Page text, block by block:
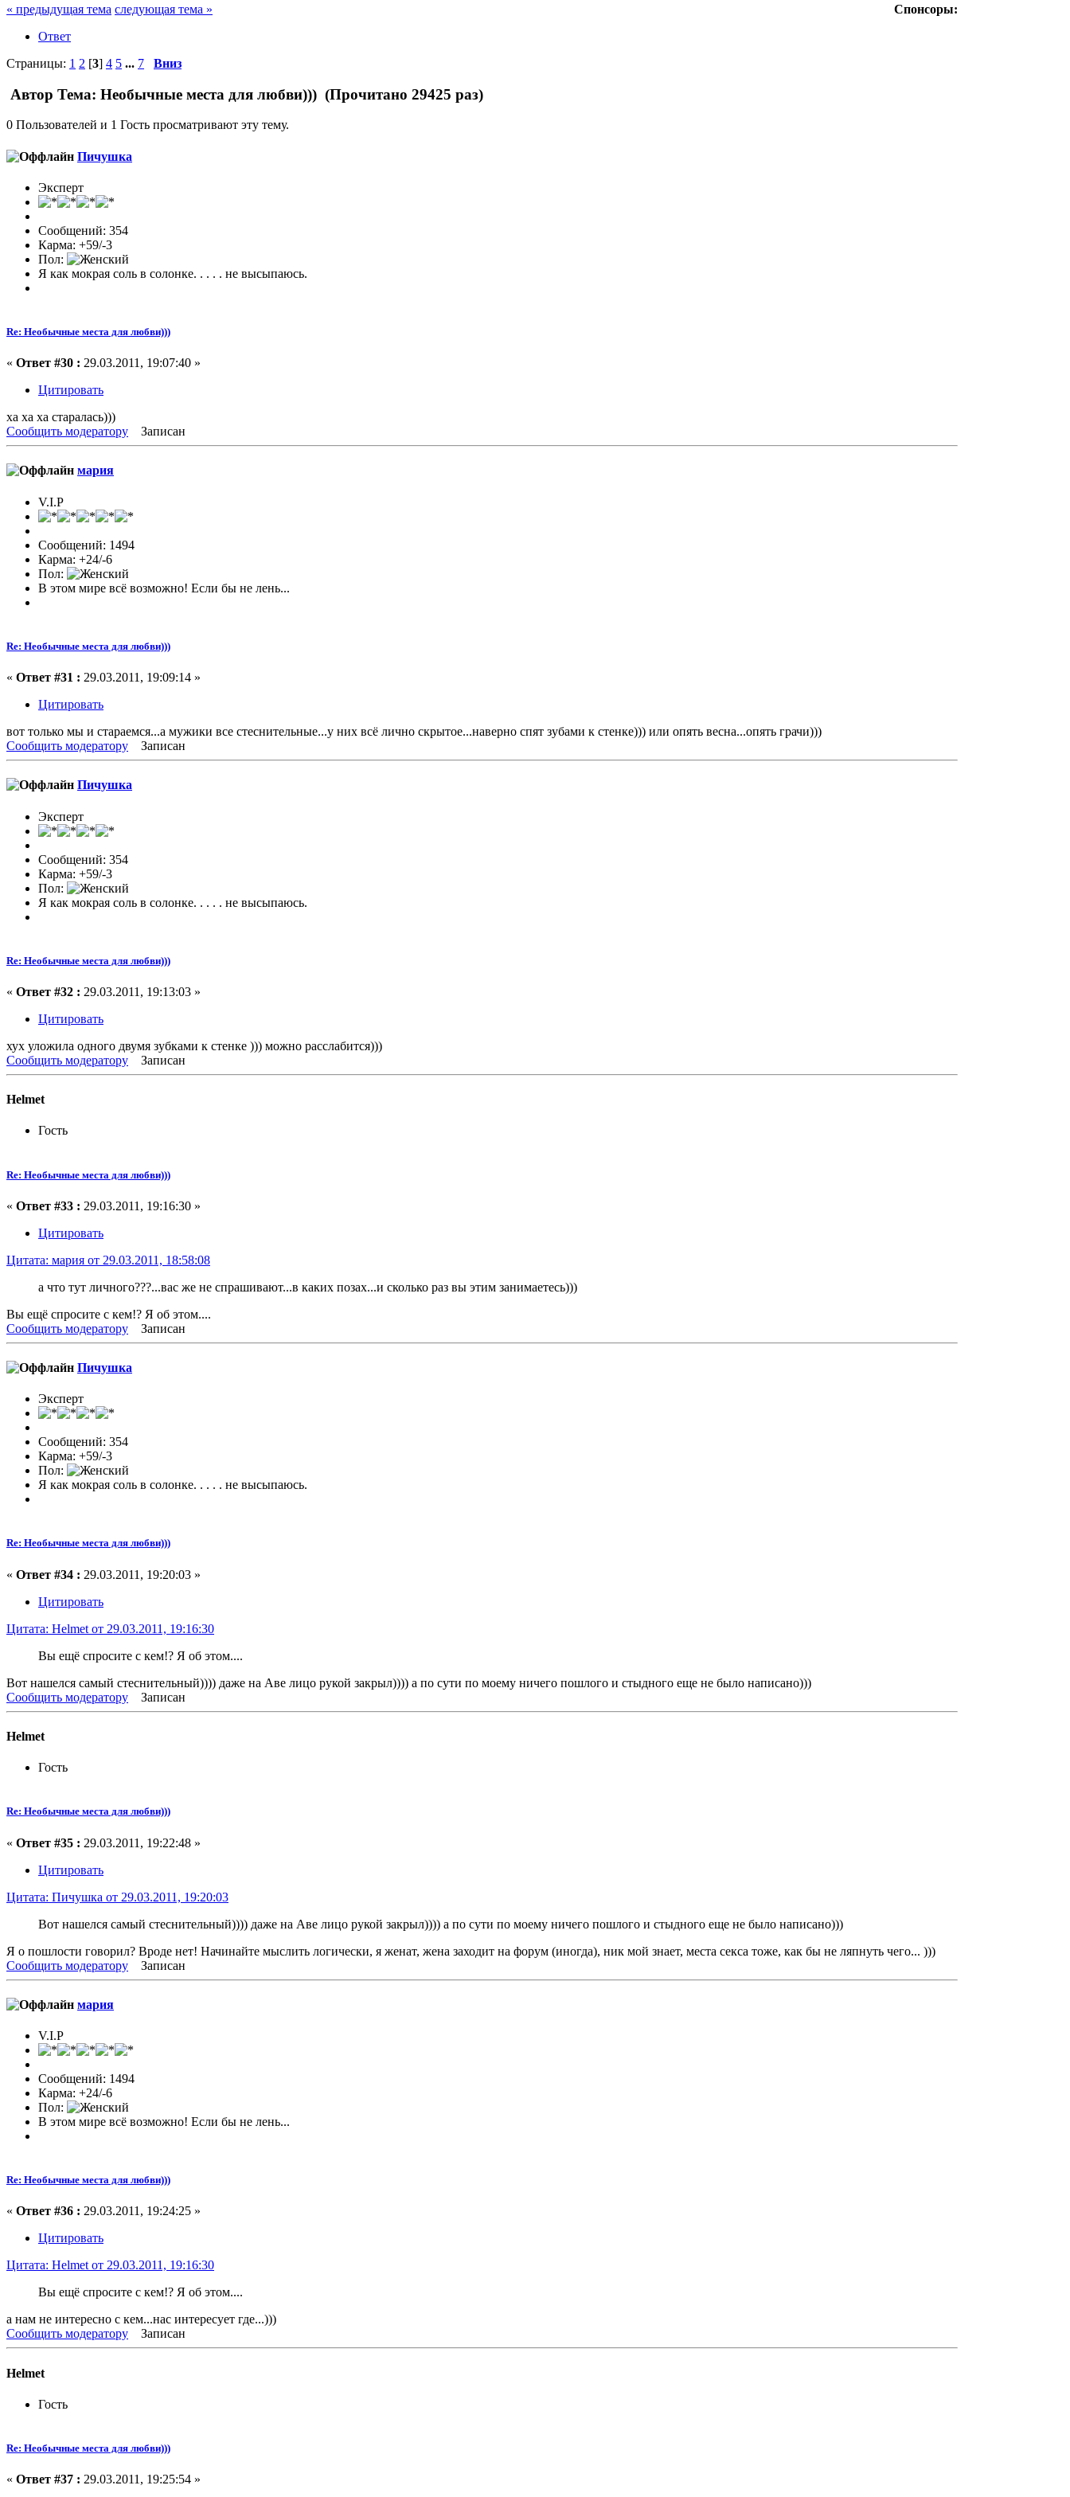
Спонсоры:
« предыдущая тема следующая тема »
Ответ
Страницы: 1 2 [3] 4 5 ... 7 Вниз
Автор Тема: Необычные места для любви))) (Прочитано 29425 раз)
0 Пользователей и 1 Гость просматривают эту тему.
Пичушка
Эксперт
Сообщений: 354
Карма: +59/-3
Пол:
Я как мокрая соль в солонке. . . . . не высыпаюсь.
Re: Необычные места для любви)))
« Ответ #30 : 29.03.2011, 19:07:40 »
Цитировать
ха ха ха старалась)))
Сообщить модератору
Записан
мария
V.I.P
Сообщений: 1494
Карма: +24/-6
Пол:
В этом мире всё возможно! Если бы не лень...
Re: Необычные места для любви)))
« Ответ #31 : 29.03.2011, 19:09:14 »
Цитировать
вот только мы и стараемся...а мужики все стеснительные...у них всё лично скрытое...наверно спят зубами к стенке))) или опять весна...опять грачи)))
Сообщить модератору
Записан
Пичушка
Эксперт
Сообщений: 354
Карма: +59/-3
Пол:
Я как мокрая соль в солонке. . . . . не высыпаюсь.
Re: Необычные места для любви)))
« Ответ #32 : 29.03.2011, 19:13:03 »
Цитировать
хух уложила одного двумя зубками к стенке ))) можно расслабится)))
Сообщить модератору
Записан
Helmet
Гость
Re: Необычные места для любви)))
« Ответ #33 : 29.03.2011, 19:16:30 »
Цитировать
Цитата: мария от 29.03.2011, 18:58:08
а что тут личного???...вас же не спрашивают...в каких позах...и сколько раз вы этим занимаетесь)))
Вы ещё спросите с кем!? Я об этом....
Сообщить модератору
Записан
Пичушка
Эксперт
Сообщений: 354
Карма: +59/-3
Пол:
Я как мокрая соль в солонке. . . . . не высыпаюсь.
Re: Необычные места для любви)))
« Ответ #34 : 29.03.2011, 19:20:03 »
Цитировать
Цитата: Helmet от 29.03.2011, 19:16:30
Вы ещё спросите с кем!? Я об этом....
Вот нашелся самый стеснительный)))) даже на Аве лицо рукой закрыл)))) а по сути по моему ничего пошлого и стыдного еще не было написано)))
Сообщить модератору
Записан
Helmet
Гость
Re: Необычные места для любви)))
« Ответ #35 : 29.03.2011, 19:22:48 »
Цитировать
Цитата: Пичушка от 29.03.2011, 19:20:03
Вот нашелся самый стеснительный)))) даже на Аве лицо рукой закрыл)))) а по сути по моему ничего пошлого и стыдного еще не было написано)))
Я о пошлости говорил? Вроде нет! Начинайте мыслить логически, я женат, жена заходит на форум (иногда), ник мой знает, места секса тоже, как бы не ляпнуть чего... )))
Сообщить модератору
Записан
мария
V.I.P
Сообщений: 1494
Карма: +24/-6
Пол:
В этом мире всё возможно! Если бы не лень...
Re: Необычные места для любви)))
« Ответ #36 : 29.03.2011, 19:24:25 »
Цитировать
Цитата: Helmet от 29.03.2011, 19:16:30
Вы ещё спросите с кем!? Я об этом....
а нам не интересно с кем...нас интересует где...)))
Сообщить модератору
Записан
Helmet
Гость
Re: Необычные места для любви)))
« Ответ #37 : 29.03.2011, 19:25:54 »